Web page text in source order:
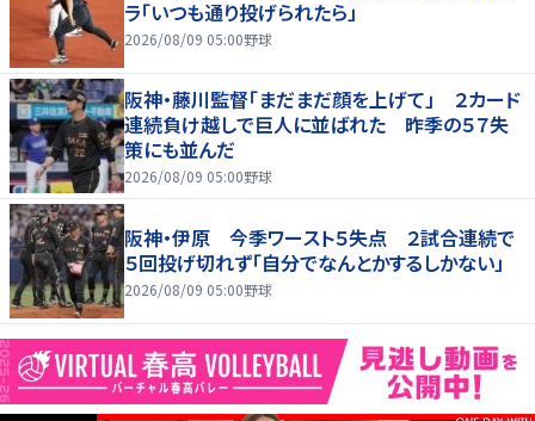
ラ「いつも通り投げられたら」
2026/08/09 05:00野球
阪神・藤川監督「まだまだ顔を上げて」 ２カード
連続負け越しで巨人に並ばれた 昨季の５７失
策にも並んだ
2026/08/09 05:00野球
阪神・伊原 今季ワースト５失点 ２試合連続で
５回投げ切れず「自分でなんとかするしかない」
2026/08/09 05:00野球